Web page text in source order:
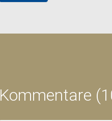
Kommentare